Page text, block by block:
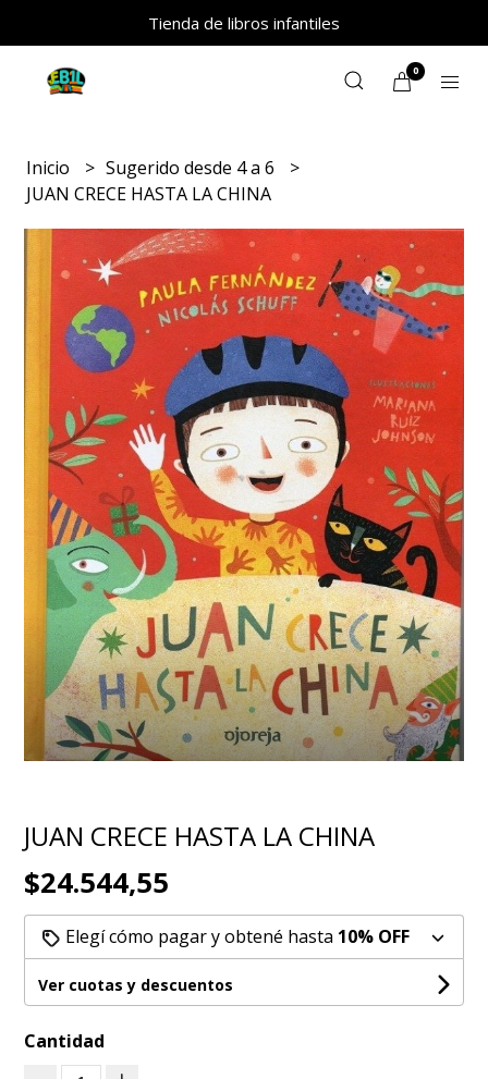
Tienda de libros infantiles
0
Inicio
Sugerido desde 4 a 6
JUAN CRECE HASTA LA CHINA
JUAN CRECE HASTA LA CHINA
$24.544,55
Elegí cómo pagar y obtené hasta 10% OFF
Ver cuotas y descuentos
Cantidad